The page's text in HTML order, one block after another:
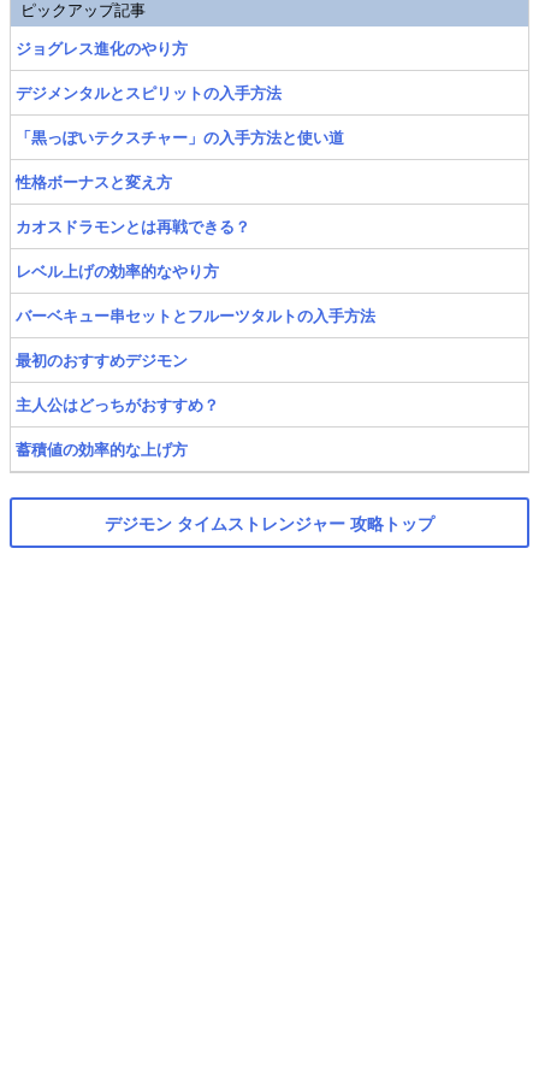
ピックアップ記事
ジョグレス進化のやり方
デジメンタルとスピリットの入手方法
「黒っぽいテクスチャー」の入手方法と使い道
性格ボーナスと変え方
カオスドラモンとは再戦できる？
レベル上げの効率的なやり方
バーベキュー串セットとフルーツタルトの入手方法
最初のおすすめデジモン
主人公はどっちがおすすめ？
蓄積値の効率的な上げ方
デジモン タイムストレンジャー 攻略トップ